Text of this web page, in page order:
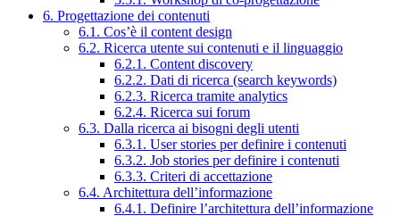
6. Progettazione dei contenuti
6.1. Cos’è il content design
6.2. Ricerca utente sui contenuti e il linguaggio
6.2.1. Content discovery
6.2.2. Dati di ricerca (search keywords)
6.2.3. Ricerca tramite analytics
6.2.4. Ricerca sui forum
6.3. Dalla ricerca ai bisogni degli utenti
6.3.1. User stories per definire i contenuti
6.3.2. Job stories per definire i contenuti
6.3.3. Criteri di accettazione
6.4. Architettura dell’informazione
6.4.1. Definire l’architettura dell’informazione